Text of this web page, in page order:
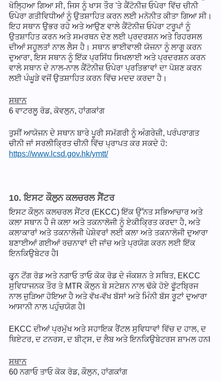
ਖੋਲ੍ਹਿਆ ਗਿਆ ਸੀ, ਜਿਸ ਨੂੰ ਖਾਸ ਤੌਰ 'ਤੇ ਕੈਂਟੋਨੀਜ਼ ਓਪੇਰਾ ਵਿੱਚ ਚੀਨੀ
ਓਪੇਰਾ ਗਤੀਵਿਧੀਆਂ ਨੂੰ ਉਤਸ਼ਾਹਿਤ ਕਰਨ ਲਈ ਮਨੋਨੀਤ ਕੀਤਾ ਗਿਆ ਸੀ।
ਇਹ ਸਥਾਨ ਉਭਰ ਰਹੇ ਅਤੇ ਆਉਣ ਵਾਲੇ ਕੈਂਟੋਨੀਜ਼ ਓਪੇਰਾ ਟਰੂਪਾਂ ਨੂੰ
ਉਤਸ਼ਾਹਿਤ ਕਰਨ ਅਤੇ ਸਮਰਥਨ ਦੇਣ ਲਈ ਪ੍ਰਦਰਸ਼ਨ ਅਤੇ ਰਿਹਰਸਲ
ਦੀਆਂ ਸਹੂਲਤਾਂ ਨਾਲ ਲੈਸ ਹੈ। ਸਥਾਨ ਭਾਈਵਾਲੀ ਯੋਜਨਾ ਨੂੰ ਲਾਗੂ ਕਰਨ
ਦੁਆਰਾ, ਇਸ ਸਥਾਨ ਨੂੰ ਇੱਕ ਪ੍ਰਸਿੱਧ ਸਿਖਲਾਈ ਅਤੇ ਪ੍ਰਦਰਸ਼ਨ ਕਰਨ
ਵਾਲੇ ਸਥਾਨ ਦੇ ਨਾਲ-ਨਾਲ ਕੈਂਟੋਨੀਜ਼ ਓਪੇਰਾ ਪ੍ਰਤਿਭਾਵਾਂ ਦਾ ਪੋਸ਼ਣ ਕਰਨ
ਲਈ ਪੰਘੂੜੇ ਵਜੋਂ ਉਤਸ਼ਾਹਿਤ ਕਰਨ ਵਿੱਚ ਮਦਦ ਕਰਦਾ ਹੈ।
ਸਥਾਨ
6 ਵਾਟਰਲੂ ਰੋਡ, ਕੋਵਲੁਨ, ਹਾਂਗਕਾਂਗ
ਤੁਸੀਂ ਆਯੋਜਨ ਦੇ ਸਥਾਨ ਬਾਰੇ ਪੂਰੀ ਸਮੱਗਰੀ ਨੂੰ ਅੰਗਰੇਜ਼ੀ, ਪਰੰਪਰਾਗਤ
ਚੀਨੀ ਜਾਂ ਸਰਲੀਕ੍ਰਿਤ ਚੀਨੀ ਵਿੱਚ ਪ੍ਰਾਪਤ ਕਰ ਸਕਦੇ ਹੋ:
https://www.lcsd.gov.hk/ymtt/
10. ਇਸਟ ਕੌਲੁਨ ਕਲਚਰਲ ਸੈਂਟਰ
ਇਸਟ ਕੌਲੁਨ ਕਲਚਰਲ ਸੈਂਟਰ (EKCC) ਇੱਕ ਉੱਨਤ ਸਭਿਆਚਾਰ ਅਤੇ
ਕਲਾ ਸਥਾਨ ਹੈ ਜੋ ਕਲਾ ਅਤੇ ਤਕਨਾਲੋਜੀ ਨੂੰ ਏਕੀਕ੍ਰਿਤ ਕਰਦਾ ਹੈ, ਅਤੇ
ਕਲਾਕਾਰਾਂ ਅਤੇ ਤਕਨਾਲੋਜੀ ਪੇਸ਼ੇਵਰਾਂ ਲਈ ਕਲਾ ਅਤੇ ਤਕਨਾਲੋਜੀ ਦੁਆਰਾ
ਬਣਾਈਆਂ ਗਈਆਂ ਰਚਨਾਵਾਂ ਦੀ ਜਾਂਚ ਅਤੇ ਪ੍ਰਯੋਗ ਕਰਨ ਲਈ ਇੱਕ
ਇਨਕਿਉਬੇਟਰ ਹੈI
ਕੁਵ੍ਨ ਟੋਂਗ ਰੋਡ ਅਤੇ ਨਗਾਓ ਤਾਓ ਕੋਕ ਰੋਡ ਦੇ ਜੰਕਸ਼ਨ ਤੇ ਸਥਿਤ, EKCC
ਸੁਵਿਧਾਜਨਕ ਤੌਰ ਤੇ MTR ਕੌਲੁਨ ਬੇ ਸਟੇਸ਼ਨ ਨਾਲ ਢੱਕੇ ਹੋਏ ਫੂੱਟਬ੍ਰਿਜ
ਨਾਲ ਜੁੜਿਆ ਹੋਇਆ ਹੈ ਅਤੇ ਵੱਖ-ਵੱਖ ਬੱਸਾਂ ਅਤੇ ਮਿੰਨੀ ਬੱਸ ਰੂਟਾਂ ਦੁਆਰਾ
ਆਸਾਨੀ ਨਾਲ ਪਹੁੰਚਯੋਗ ਹੈI
EKCC ਦੀਆਂ ਪ੍ਰਮੁੱਖ ਅਤੇ ਸਹਾਇਕ ਰੈਂਟਲ ਸੁਵਿਧਾਵਾਂ ਵਿੱਚ ਦ ਹਾਲ, ਦ
ਥਿਏਟਰ, ਦ ਟਨਰਸ, ਦ ਬੀਟ੍ਸ, ਦ ਲੈਬ ਅਤੇ ਇਨਕਿਉਬੇਟਰਸ ਸ਼ਾਮਲ ਹਨI
ਸਥਾਨ
60 ਨਗਾਓ ਤਾਓ ਕੋਕ ਰੋਡ, ਕੌਲੁਨ, ਹਾਂਗਕਾਂਗ